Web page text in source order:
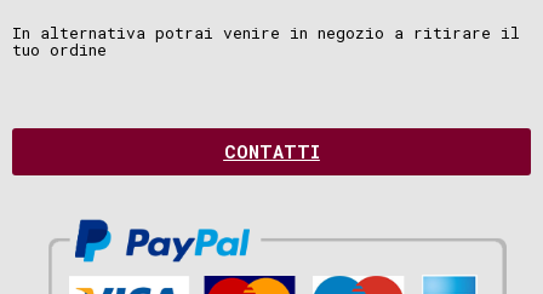
In alternativa potrai venire in negozio a ritirare il
tuo ordine
CONTATTI